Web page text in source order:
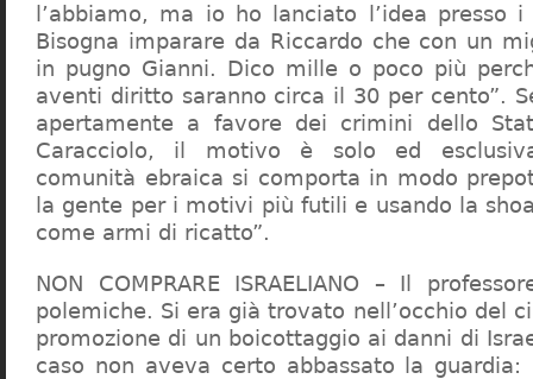
l’abbiamo, ma io ho lanciato l’idea presso
Bisogna imparare da Riccardo che con un
in pugno Gianni. Dico mille o poco più
aventi diritto saranno circa il 30 per cento”.
apertamente a favore dei crimini dello
Caracciolo, il motivo è solo ed
comunità ebraica si comporta in modo
la gente per i motivi più futili e usando la
come armi di ricatto”.
NON COMPRARE ISRAELIANO – Il
polemiche. Si era già trovato nell’occhio del
promozione di un boicottaggio ai danni di
caso non aveva certo abbassato la guardia: